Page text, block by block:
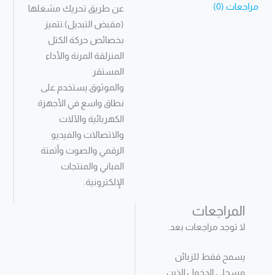
مراجعات (0)
عن طريق تحريك مشغلها
(مقبض التبديل).تتميز
بخصائص حركة الكتل
المنزلقة المرنة والأداء
المستقر
والموثوق.يستخدم على
نطاق واسع في الأجهزة
الكهربائية والآلات
والاتصالات والفيديو
الرقمي والصوت وأتمتة
المباني والمنتجات
الإلكترونية.
المراجعات
لا توجد مراجعات بعد.
يسمح فقط للزبائن
مسجلي الدخول الذين